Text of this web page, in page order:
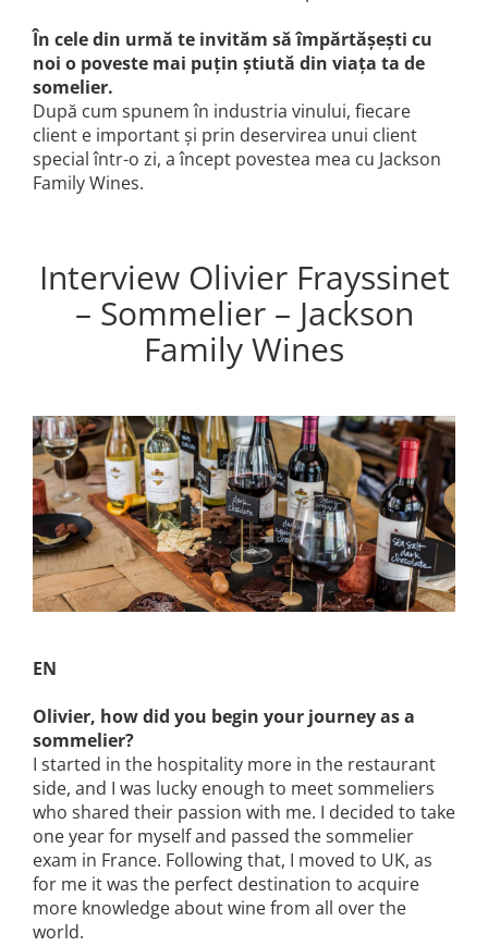
În cele din urmă te invităm să împărtășești cu
noi o poveste mai puțin știută din viața ta de
somelier.
După cum spunem în industria vinului, fiecare
client e important și prin deservirea unui client
special într-o zi, a încept povestea mea cu Jackson
Family Wines.
Interview Olivier Frayssinet
– Sommelier – Jackson
Family Wines
EN
Olivier, how did you begin your journey as a
sommelier?
I started in the hospitality more in the restaurant
side, and I was lucky enough to meet sommeliers
who shared their passion with me. I decided to take
one year for myself and passed the sommelier
exam in France. Following that, I moved to UK, as
for me it was the perfect destination to acquire
more knowledge about wine from all over the
world.